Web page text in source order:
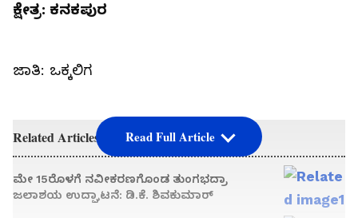
ಕ್ಷೇತ್ರ: ಕನಕಪುರ
ಜಾತಿ: ಒಕ್ಕಲಿಗ
Related Articles
ಮೇ 15ರೊಳಗೆ ನವೀಕರಣಗೊಂಡ ತುಂಗಭದ್ರಾ
ಜಲಾಶಯ ಉದ್ಘಾಟನೆ: ಡಿ.ಕೆ. ಶಿವಕುಮಾರ್‌
Read Full Article